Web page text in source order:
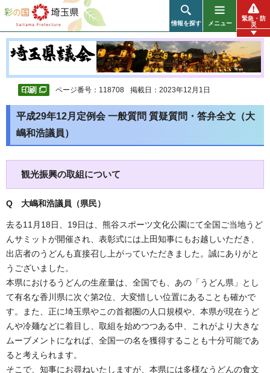
彩の国 埼玉県
情報を探す メニュー
緊急・防
災
ページ番号：118708 掲載日：2023年12月1日
平成29年12月定例会 一般質問 質疑質問・答弁全文（大
嶋和浩議員）
観光振興の取組について
Q 大嶋和浩議員（県民）
去る11月18日、19日は、熊谷スポーツ文化公園にて全国ご当地うど
んサミットが開催され、表彰式には上田知事にもお越しいただき、
出店者のうどんも直接召し上がっていただきました。誠にありがと
うございました。
本県におけるうどんの生産量は、全国でも、あの「うどん県」とし
て有名な香川県に次ぐ第2位、大変惜しい位置にあることも確かで
す。また、正に埼玉県やこの首都圏の人口規模や、本県が現在うど
んや冷麺などに着目し、取組を始めつつある中、これがより大きな
ムーブメントになれば、全国一の名を獲得することも十分可能であ
ると考えられます。
そこで、知事にお尋ねいたしますが、本県には多様なうどんの食文